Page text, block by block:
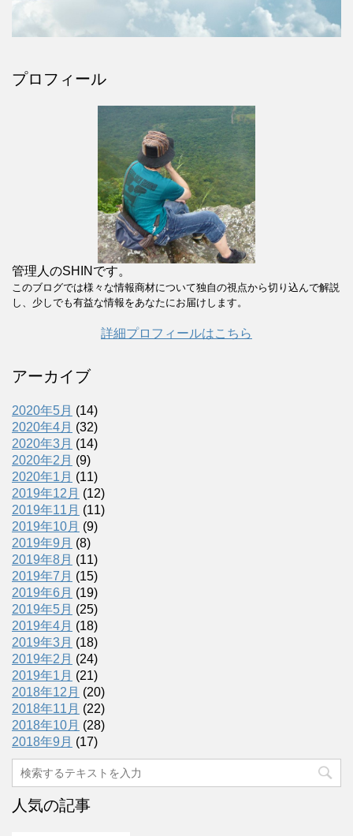
プロフィール
管理人のSHINです。
このブログでは様々な情報商材について独自の視点から切り込んで解説
し、少しでも有益な情報をあなたにお届けします。
詳細プロフィールはこちら
アーカイブ
2020年5月 (14)
2020年4月 (32)
2020年3月 (14)
2020年2月 (9)
2020年1月 (11)
2019年12月 (12)
2019年11月 (11)
2019年10月 (9)
2019年9月 (8)
2019年8月 (11)
2019年7月 (15)
2019年6月 (19)
2019年5月 (25)
2019年4月 (18)
2019年3月 (18)
2019年2月 (24)
2019年1月 (21)
2018年12月 (20)
2018年11月 (22)
2018年10月 (28)
2018年9月 (17)
人気の記事